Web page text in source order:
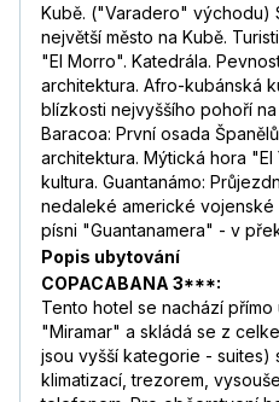
Kubě. ("Varadero" východu)
největší město na Kubě.
"El Morro". Katedrála.
architektura. Afro-kubánská
blízkosti nejvyššího pohoří
Baracoa: První osada
architektura. Mýtická hora
kultura. Guantanámo:
nedaleké americké vojenské
písni "Guantanamera" - v
Popis ubytování
COPACABANA 3***:
Tento hotel se nachází
"Miramar" a skládá se z
jsou vyšší kategorie - suites)
klimatizací, trezorem,